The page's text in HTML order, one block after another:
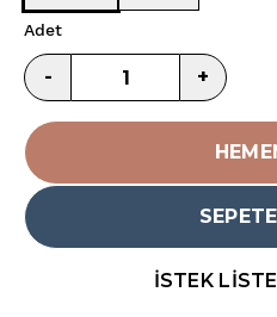
Adet
- +
İSTEK